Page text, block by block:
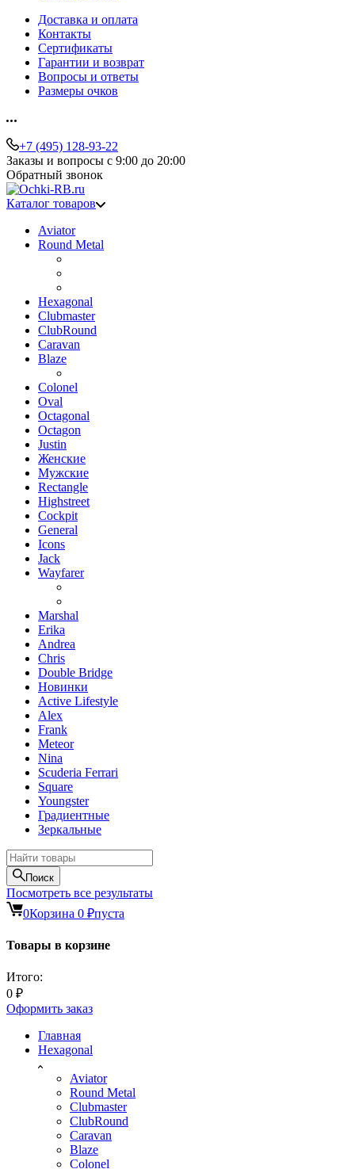
Доставка и оплата
Контакты
Сертификаты
Гарантии и возврат
Вопросы и ответы
Размеры очков
+7 (495) 128-93-22
Заказы и вопросы с 9:00 до 20:00
Обратный звонок
Каталог товаров
Aviator
Round Metal
Hexagonal
Clubmaster
ClubRound
Caravan
Blaze
Colonel
Oval
Octagonal
Octagon
Justin
Женские
Мужские
Rectangle
Highstreet
Cockpit
General
Icons
Jack
Wayfarer
Marshal
Erika
Andrea
Chris
Double Bridge
Новинки
Active Lifestyle
Alex
Frank
Meteor
Nina
Scuderia Ferrari
Square
Youngster
Градиентные
Зеркальные
Поиск
Посмотреть все результаты
0Корзина 0 ₽пуста
Товары в корзине
Итого:
0 ₽
Оформить заказ
Главная
Hexagonal
Aviator
Round Metal
Clubmaster
ClubRound
Caravan
Blaze
Colonel